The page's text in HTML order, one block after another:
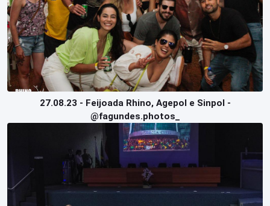
27.08.23 - Feijoada Rhino, Agepol e Sinpol -
@fagundes.photos_